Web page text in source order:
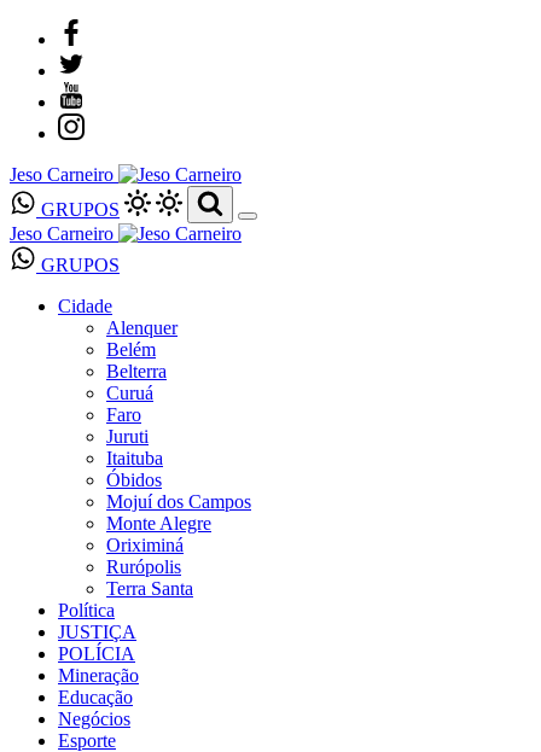
Jeso Carneiro
GRUPOS
Jeso Carneiro
GRUPOS
Cidade
Alenquer
Belém
Belterra
Curuá
Faro
Juruti
Itaituba
Óbidos
Mojuí dos Campos
Monte Alegre
Oriximiná
Rurópolis
Terra Santa
Política
JUSTIÇA
POLÍCIA
Mineração
Educação
Negócios
Esporte